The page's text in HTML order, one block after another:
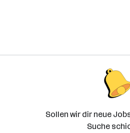
Sollen wir dir neue
Suche